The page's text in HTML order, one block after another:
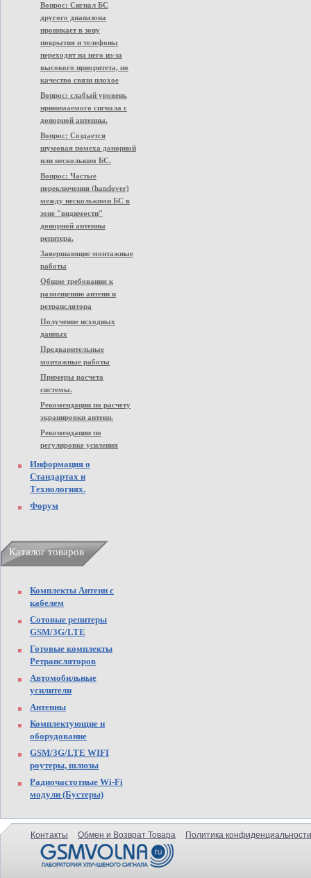
Вопрос: Сигнал БС
другого диапазона
проникает в зону
покрытия и телефоны
переходят на него из-за
высокого приоритета, но
качество связи плохое
Вопрос: слабый уровень
принимаемого сигнала с
донорной антенны.
Вопрос: Создается
шумовая помеха донорной
или нескольким БС.
Вопрос: Частые
переключения (handover)
между несколькими БС в
зоне "видимости"
донорной антенны
репитера.
Завершающие монтажные
работы
Общие требования к
размещению антенн и
ретранслятора
Получение исходных
данных
Предварительные
монтажные работы
Примеры расчета
системы.
Рекомендации по расчету
экранировки антенн.
Рекомендации по
регулировке усиления
Информация о
Стандартах и
Технологиях.
Форум
Каталог товаров
Комплекты Антенн с
кабелем
Сотовые репитеры
GSM/3G/LTE
Готовые комплекты
Ретрансляторов
Автомобильные
усилители
Антенны
Комплектующие и
оборудование
GSM/3G/LTE WIFI
роутеры, шлюзы
Радиочастотные Wi-Fi
модули (Бустеры)
Контакты Обмен и Возврат Товара Политика